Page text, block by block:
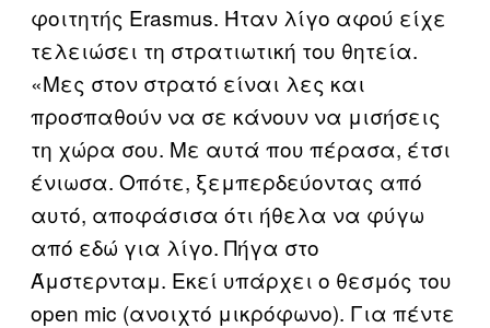
φοιτητής Erasmus. Ήταν λίγο αφού είχε
τελειώσει τη στρατιωτική του θητεία.
«Μες στον στρατό είναι λες και
προσπαθούν να σε κάνουν να μισήσεις
τη χώρα σου. Με αυτά που πέρασα, έτσι
ένιωσα. Οπότε, ξεμπερδεύοντας από
αυτό, αποφάσισα ότι ήθελα να φύγω
από εδώ για λίγο. Πήγα στο
Άμστερνταμ. Εκεί υπάρχει ο θεσμός του
open mic (ανοιχτό μικρόφωνο). Για πέντε